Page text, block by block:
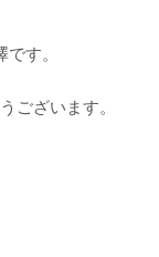
す。
ございます。